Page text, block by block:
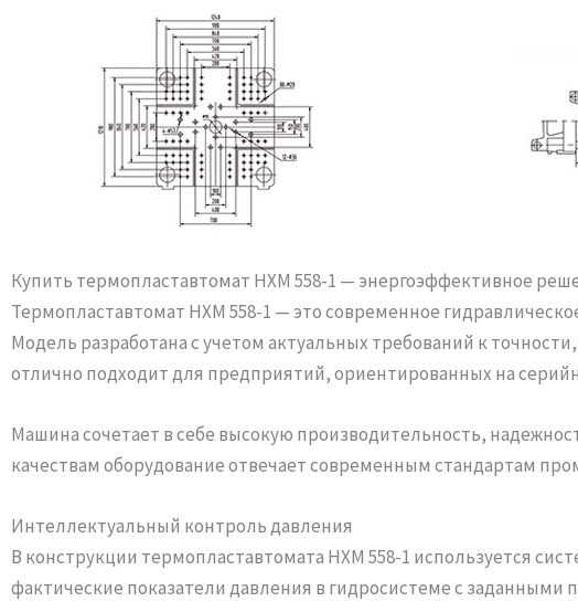
Купить термопластавтомат HXM 558-1 — энергоэффективное
Термопластавтомат HXM 558-1 — это современное
Модель разработана с учетом актуальных требований к
отлично подходит для предприятий, ориентированных на
Машина сочетает в себе высокую производительность,
качествам оборудование отвечает современным стандартам
Интеллектуальный контроль давления
В конструкции термопластавтомата HXM 558-1 используется
фактические показатели давления в гидросистеме с заданными